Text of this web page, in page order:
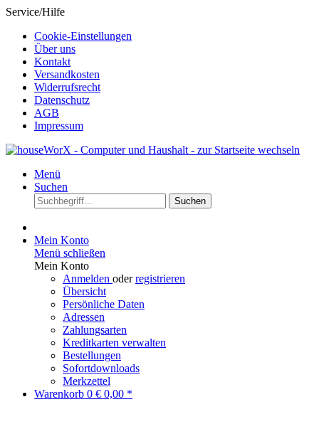
Service/Hilfe
Cookie-Einstellungen
Über uns
Kontakt
Versandkosten
Widerrufsrecht
Datenschutz
AGB
Impressum
Menü
Suchen
Suchen
Mein Konto
Menü schließen
Mein Konto
Anmelden oderregistrieren
Übersicht
Persönliche Daten
Adressen
Zahlungsarten
Kreditkarten verwalten
Bestellungen
Sofortdownloads
Merkzettel
Warenkorb 0 € 0,00 *